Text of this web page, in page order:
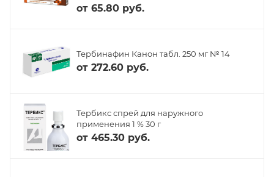
от 65.80 руб.
Тербинафин Канон табл. 250 мг № 14
от 272.60 руб.
Тербикс спрей для наружного
применения 1 % 30 г
от 465.30 руб.